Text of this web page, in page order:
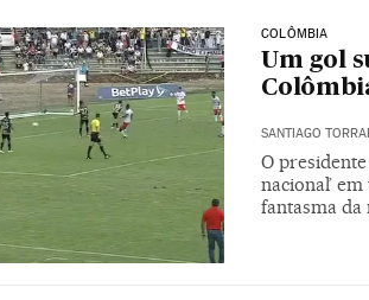
COLÔMBIA
Um gol
SANTIAGO
O
nacional’
fantasma da